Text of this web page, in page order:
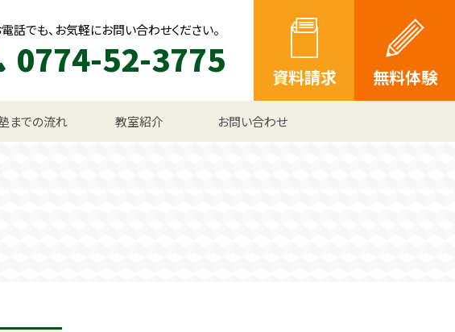
話でも、お気軽にお問い合わせください。
0774-52-3775 資料請求 無料体験
までの流れ 教室紹介 お問い合わせ